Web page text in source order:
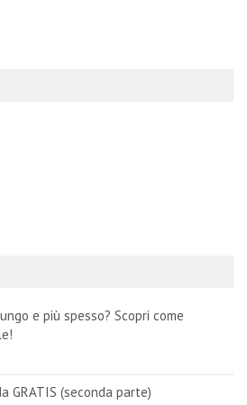
e più spesso? Scopri come
GRATIS (seconda parte)